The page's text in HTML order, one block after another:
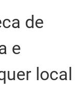
de
e
local